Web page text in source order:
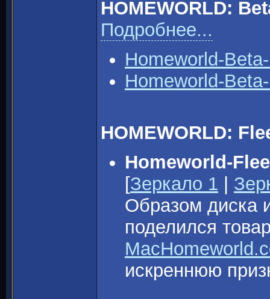
HOMEWORLD:
Подробнее...
Homeworld-
Homeworld-
HOMEWORLD:
Homeworld-
[Зеркало 1
Образом диска
поделился
искреннюю